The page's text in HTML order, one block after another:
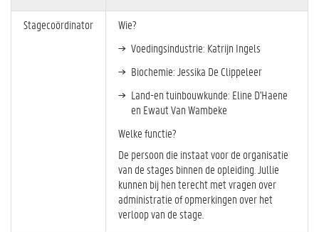
Stagecoördinator
Wie?
Voedingsindustrie: Katrijn Ingels
Biochemie: Jessika De Clippeleer
Land-en tuinbouwkunde: Eline D'Haene
en Ewaut Van Wambeke
Welke functie?
De persoon die instaat voor de organisatie
van de stages binnen de opleiding. Jullie
kunnen bij hen terecht met vragen over
administratie of opmerkingen over het
verloop van de stage.